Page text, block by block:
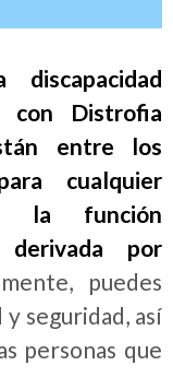
con Distrofia
entre los
cualquier
la función
por
puedes
seguridad, así
personas que